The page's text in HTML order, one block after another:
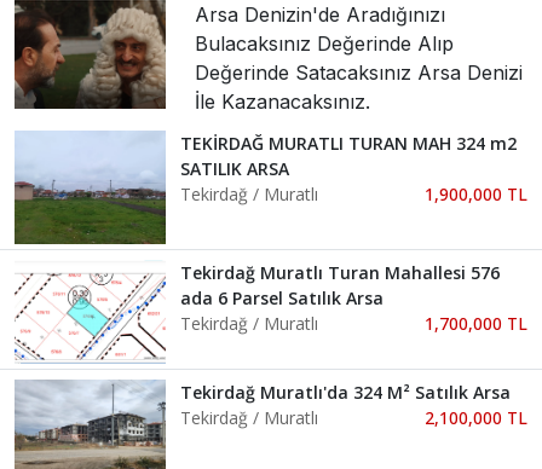
Arsa Denizin'de Aradığınızı
Bulacaksınız Değerinde Alıp
Değerinde Satacaksınız Arsa Denizi
İle Kazanacaksınız.
TEKİRDAĞ MURATLI TURAN MAH 324 m2
SATILIK ARSA
Tekirdağ / Muratlı
1,900,000 TL
Tekirdağ Muratlı Turan Mahallesi 576
ada 6 Parsel Satılık Arsa
Tekirdağ / Muratlı
1,700,000 TL
Tekirdağ Muratlı'da 324 M² Satılık Arsa
Tekirdağ / Muratlı
2,100,000 TL